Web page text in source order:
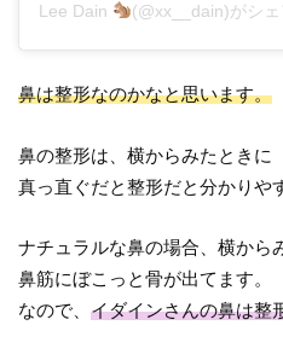
Lee Dain (@xx__dain)がシ
鼻は整形なのかなと思います。
鼻の整形は、横からみたときに
真っ直ぐだと整形だと分かりや
ナチュラルな鼻の場合、横から
鼻筋にぼこっと骨が出てます。
なので、イダインさんの鼻は整